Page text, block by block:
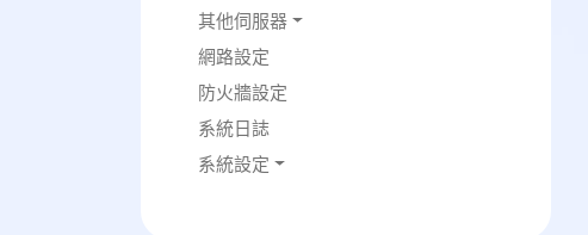
其他伺服器
網路設定
防火牆設定
系統日誌
系統設定